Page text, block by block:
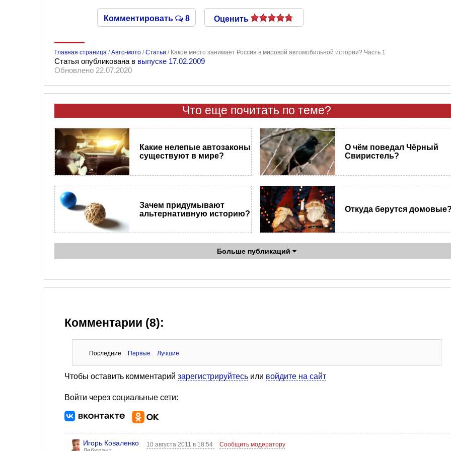
Комментировать 8 Оценить
Главная страница /Авто-мото /Статьи / Какое место занимает Россия в мировой автомобильной истории? Часть 1
Статья опубликована в выпуске 17.02.2009
Обновлено 22.07.2020
Что еще почитать по теме?
​Какие нелепые автозаконы
существуют в мире?
О чём поведал Чёрный
Свиристель?
Зачем придумывают
альтернативную историю?
Откуда берутся
Больше публикаций
Комментарии (8):
Последние Первые Лучшие
Чтобы оставить комментарий зарегистрируйтесь или войдите на сайт
Войти через социальные сети:
Игорь Коваленко 10 августа 2011 в 18:54 Сообщить модератору